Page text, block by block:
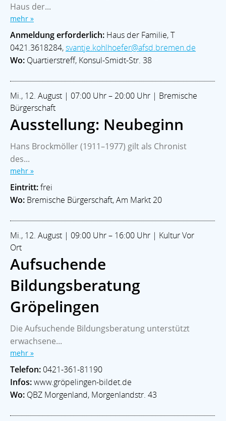
Haus der...
mehr »
Anmeldung erforderlich: Haus der Familie, T
0421.3618284,svantje.kohlhoefer@afsd.bremen.de
Wo: Quartierstreff, Konsul-Smidt-Str. 38
Mi., 12. August | 07:00 Uhr – 20:00 Uhr | Bremische
Bürgerschaft
Ausstellung: Neubeginn
Hans Brockmöller (1911–1977) gilt als Chronist
des...
mehr »
Eintritt:frei
Wo: Bremische Bürgerschaft, Am Markt 20
Mi., 12. August | 09:00 Uhr – 16:00 Uhr | Kultur Vor
Ort
Aufsuchende
Bildungsberatung
Gröpelingen
Die Aufsuchende Bildungsberatung unterstützt
erwachsene...
mehr »
Telefon: 0421-361-81190
Infos:www.gröpelingen-bildet.de
Wo: QBZ Morgenland, Morgenlandstr. 43